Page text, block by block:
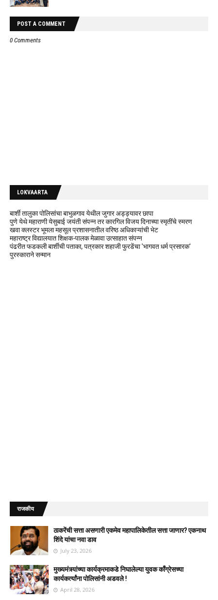
POST A COMMENT
0 Comments
LOKVAARTA
बार्शी तालुका पोलिसांचा बाभुळगाव येथील जुगार अड्ड्यावर छापा
पुणे येथे महाराणी येसुबाई जयंती संपन्न तर कारगिल विजय दिनाच्या स्मृतींचे स्मरण
खवा क्लस्टर भूमला महसूल प्रशासनातील वरिष्ठ अधिकाऱ्यांची भेट
महाराष्ट्र विद्यालयात शिक्षक-पालक मेळावा उत्साहात संपन्न
पंढरीत फडकली बार्शीची पताका, पत्रकार शहाजी फुरडेंचा 'भागवत धर्म प्रसारक'
पुरस्काराने सन्मान
राजकीय
ठाकरेंची सत्ता असणारी एकमेव महापालिकेतील सत्ता जाणार? एकनाथ
शिंदे यांचा नवा डाव
July 23, 2026
मुख्यमंत्र्यांच्या कार्यक्रमाकडे निघालेल्या युवक काँग्रेसच्या
कार्यकर्त्यांना पोलिसांनी अडवले !
April 28, 2026